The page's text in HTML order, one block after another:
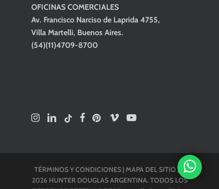
OFICINAS COMERCIALES
Av. Francisco Narciso de Laprida 4755,
Villa Martelli, Buenos Aires.
(54)(11)4709-8700
TÉRMINOS Y CONDICIONES| MAPA DEL SITIO | ©
2026 HUNTER DOUGLAS ARGENTINA. TODOS LOS